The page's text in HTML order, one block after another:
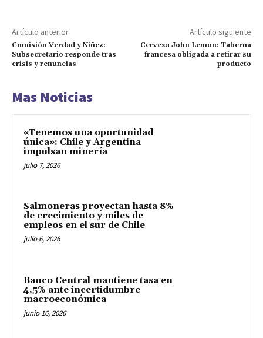
Artículo anterior
Comisión Verdad y Niñez:
Subsecretario responde tras
crisis y renuncias
Artículo siguiente
Cerveza John Lemon: Taberna
francesa obligada a retirar su
producto
Mas Noticias
«Tenemos una oportunidad
única»: Chile y Argentina
impulsan minería
julio 7, 2026
Salmoneras proyectan hasta 8%
de crecimiento y miles de
empleos en el sur de Chile
julio 6, 2026
Banco Central mantiene tasa en
4,5% ante incertidumbre
macroeconómica
junio 16, 2026